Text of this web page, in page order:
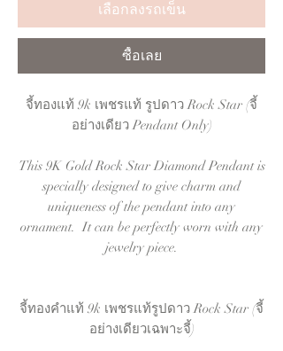
เลือกลงรถเข็น
ซื้อเลย
จี้ทองแท้ 9k เพชรแท้ รูปดาว Rock Star (จี้
อย่างเดียว Pendant Only)
This 9K Gold Rock Star Diamond Pendant is
specially designed to give charm and
uniqueness of the pendant into any
ornament. It can be perfectly worn with any
jewelry piece.
จี้ทองคำแท้ 9k เพชรแท้รูปดาว Rock Star (จี้
อย่างเดียวเฉพาะจี้)